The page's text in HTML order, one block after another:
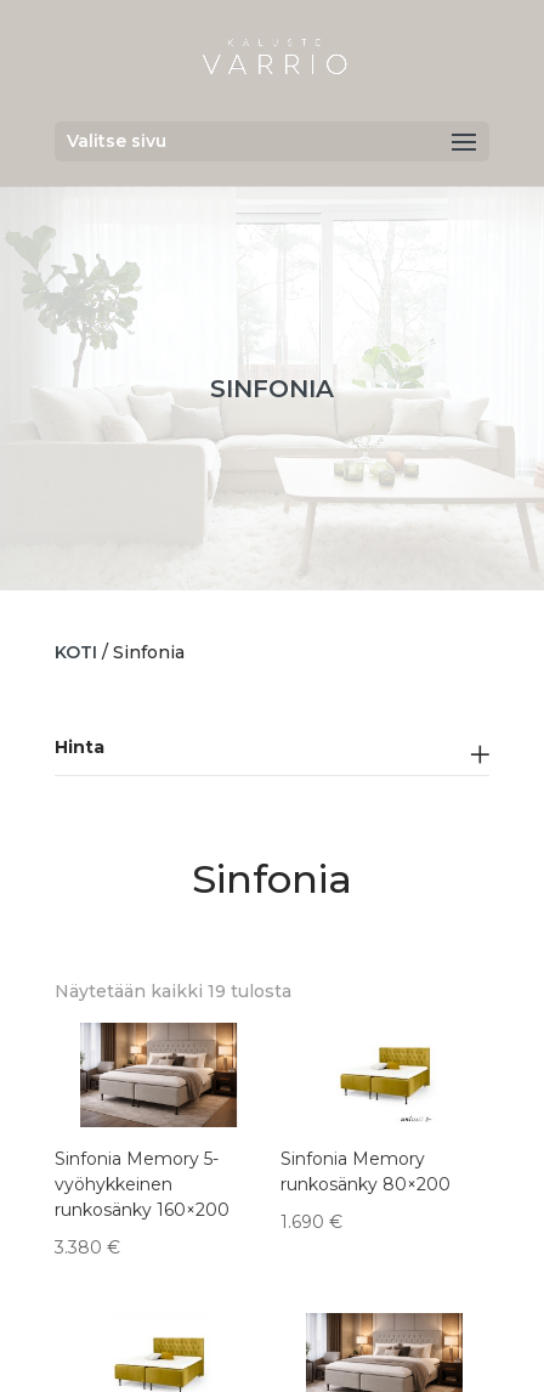
Valitse sivu
SINFONIA
KOTI / Sinfonia
Hinta
Sinfonia
Näytetään kaikki 19 tulostaSorted
Sinfonia Memory 5-
vyöhykkeinen
runkosänky 160×200
3.380 €
Sinfonia Memory
runkosänky 80×200
1.690€